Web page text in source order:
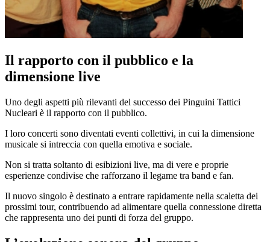
Il rapporto con il pubblico e la
dimensione live
Uno degli aspetti più rilevanti del successo dei Pinguini Tattici
Nucleari è il rapporto con il pubblico.
I loro concerti sono diventati eventi collettivi, in cui la dimensione
musicale si intreccia con quella emotiva e sociale.
Non si tratta soltanto di esibizioni live, ma di vere e proprie
esperienze condivise che rafforzano il legame tra band e fan.
Il nuovo singolo è destinato a entrare rapidamente nella scaletta dei
prossimi tour, contribuendo ad alimentare quella connessione diretta
che rappresenta uno dei punti di forza del gruppo.